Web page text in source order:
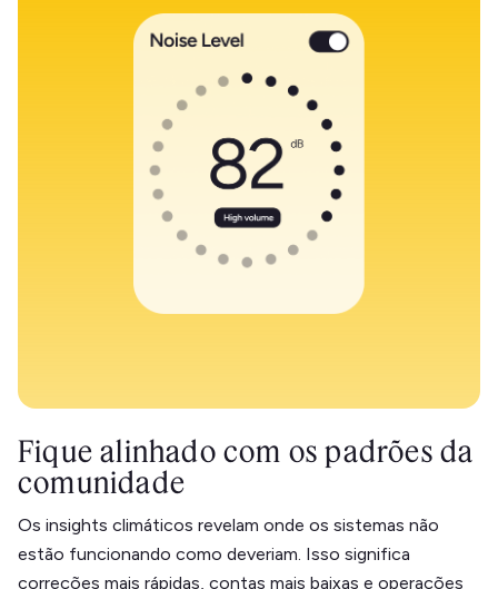
Fique alinhado com os padrões da
comunidade
Os insights climáticos revelam onde os sistemas não
estão funcionando como deveriam. Isso significa
correções mais rápidas, contas mais baixas e operações